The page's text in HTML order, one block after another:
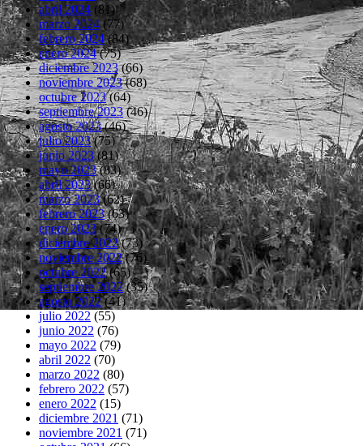
abril 2024 (81)
marzo 2024(77)
febrero 2024(84)
enero 2024(75)
diciembre 2023(66)
noviembre 2023(68)
octubre 2023(64)
septiembre 2023(46)
agosto 2023(46)
julio 2023(75)
junio 2023(81)
mayo 2023(83)
abril 2023(66)
marzo 2023(62)
febrero 2023(63)
enero 2023(74)
diciembre 2022(73)
noviembre 2022(76)
octubre 2022(65)
septiembre 2022(35)
agosto 2022(41)
julio 2022 (55)
junio 2022 (76)
mayo 2022 (79)
abril 2022 (70)
marzo 2022 (80)
febrero 2022 (57)
enero 2022 (15)
diciembre 2021 (71)
noviembre 2021 (71)